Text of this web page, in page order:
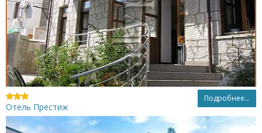
Подробнее...
Отель Престиж